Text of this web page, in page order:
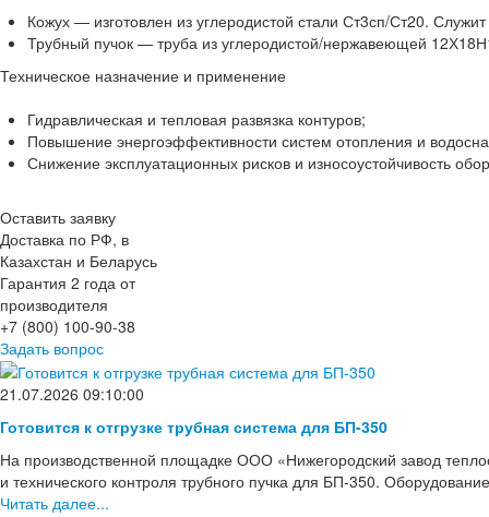
Кожух — изготовлен из углеродистой стали Ст3сп/Ст20.
Трубный пучок — труба из углеродистой/нержавеющей
Техническое назначение и применение
Гидравлическая и тепловая развязка контуров;
Повышение энергоэффективности систем отопления и
Снижение эксплуатационных рисков и износоустойчивость
Оставить заявку
Доставка по РФ, в
Казахстан и Беларусь
Гарантия 2 года от
производителя
+7 (800) 100-90-38
Задать вопрос
21.07.2026 09:10:00
Готовится к отгрузке трубная система для БП-350
На производственной площадке ООО «Нижегородский завод
и технического контроля трубного пучка для БП-350.
Читать далее...